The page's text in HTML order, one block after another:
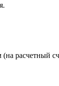
расчетный